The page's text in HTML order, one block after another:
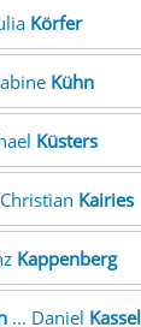
Körfer
Kühn
Küsters
Kairies
Kappenberg
... Daniel